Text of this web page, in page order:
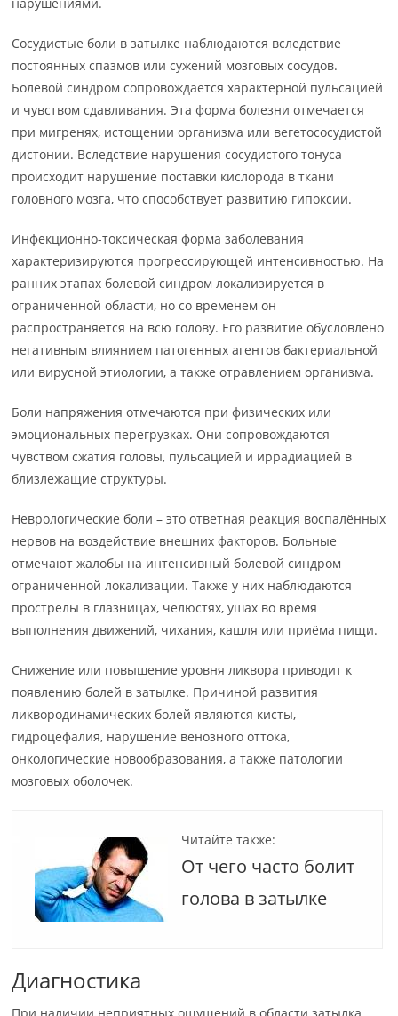
Сосудистые боли в затылке наблюдаются вследствие
постоянных спазмов или сужений мозговых сосудов.
Болевой синдром сопровождается характерной пульсацией
и чувством сдавливания. Эта форма болезни отмечается
при мигренях, истощении организма или вегетососудистой
дистонии. Вследствие нарушения сосудистого тонуса
происходит нарушение поставки кислорода в ткани
головного мозга, что способствует развитию гипоксии.
Инфекционно-токсическая форма заболевания
характеризируются прогрессирующей интенсивностью. На
ранних этапах болевой синдром локализируется в
ограниченной области, но со временем он
распространяется на всю голову. Его развитие обусловлено
негативным влиянием патогенных агентов бактериальной
или вирусной этиологии, а также отравлением организма.
Боли напряжения отмечаются при физических или
эмоциональных перегрузках. Они сопровождаются
чувством сжатия головы, пульсацией и иррадиацией в
близлежащие структуры.
Неврологические боли – это ответная реакция воспалённых
нервов на воздействие внешних факторов. Больные
отмечают жалобы на интенсивный болевой синдром
ограниченной локализации. Также у них наблюдаются
прострелы в глазницах, челюстях, ушах во время
выполнения движений, чихания, кашля или приёма пищи.
Снижение или повышение уровня ликвора приводит к
появлению болей в затылке. Причиной развития
ликвородинамических болей являются кисты,
гидроцефалия, нарушение венозного оттока,
онкологические новообразования, а также патологии
мозговых оболочек.
Читайте также:
От чего часто болит
голова в затылке
Диагностика